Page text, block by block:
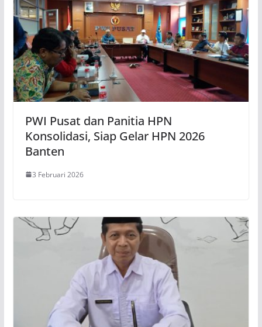
PWI Pusat dan Panitia HPN
Konsolidasi, Siap Gelar HPN 2026
Banten
3 Februari 2026